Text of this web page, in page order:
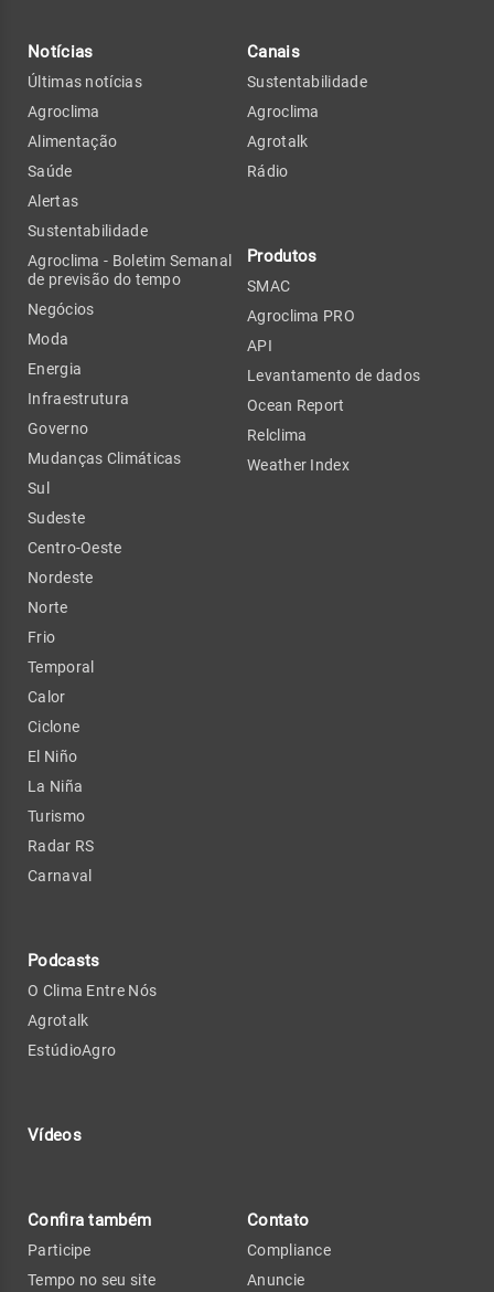
Notícias
Últimas notícias
Agroclima
Alimentação
Saúde
Alertas
Sustentabilidade
Agroclima - Boletim Semanal
de previsão do tempo
Negócios
Moda
Energia
Infraestrutura
Governo
Mudanças Climáticas
Sul
Sudeste
Centro-Oeste
Nordeste
Norte
Frio
Temporal
Calor
Ciclone
El Niño
La Niña
Turismo
Radar RS
Carnaval
Podcasts
O Clima Entre Nós
Agrotalk
EstúdioAgro
Vídeos
Canais
Sustentabilidade
Agroclima
Agrotalk
Rádio
Produtos
SMAC
Agroclima PRO
API
Levantamento de dados
Ocean Report
Relclima
Weather Index
Confira também
Participe
Tempo no seu site
Contato
Compliance
Anuncie